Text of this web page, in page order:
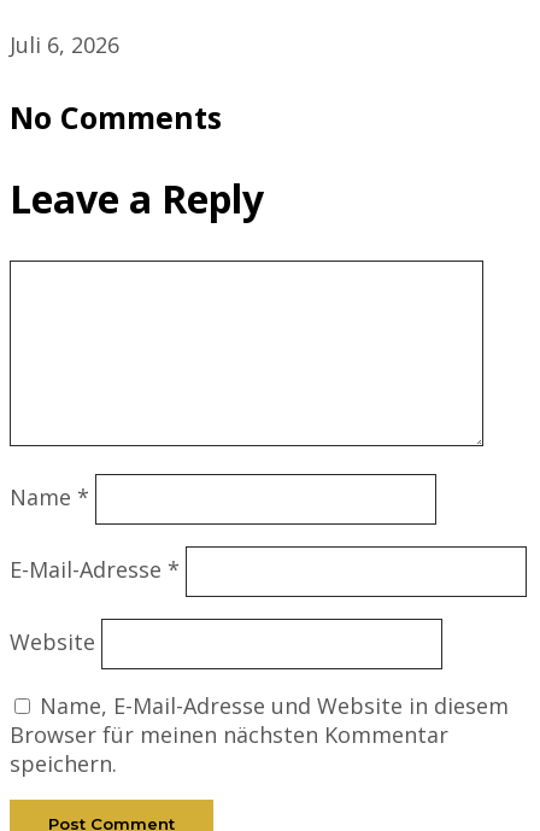
Juli 6, 2026
No Comments
Leave a Reply
Name *
E-Mail-Adresse *
Website
Name, E-Mail-Adresse und Website in diesem
Browser für meinen nächsten Kommentar
speichern.